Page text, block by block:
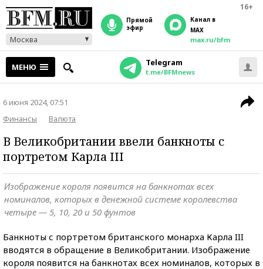
16+
Москва
прямой
эфир
Канал в
MAX
max.ru/bfm
МЕНЮ Telegram
t.me/BFMnews
6 июня 2024, 07:51
Финансы
Валюта
В Великобритании ввели банкноты с
портретом Карла III
Изображение короля появится на банкнотах всех
номиналов, которых в денежной системе королевства
четыре — 5, 10, 20 и 50 фунтов
Банкноты с портретом британского монарха Карла III
вводятся в обращение в Великобритании. Изображение
короля появится на банкнотах всех номиналов, которых в